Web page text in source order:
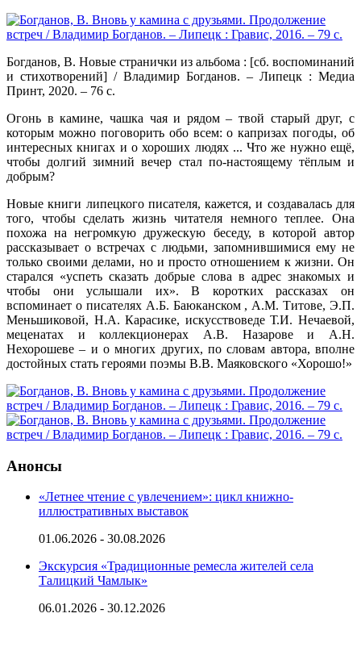
Богданов, В. Новые странички из альбома : [сб. воспоминаний
и стихотворений] / Владимир Богданов. – Липецк : Медиа
Принт, 2020. – 76 с.
Огонь в камине, чашка чая и рядом – твой старый друг, с
которым можно поговорить обо всем: о капризах погоды, об
интересных книгах и о хороших людях ... Что же нужно ещё,
чтобы долгий зимний вечер стал по-настоящему тёплым и
добрым?
Новые книги липецкого писателя, кажется, и создавалась для
того, чтобы сделать жизнь читателя немного теплее. Она
похожа на негромкую дружескую беседу, в которой автор
рассказывает о встречах с людьми, запомнившимися ему не
только своими делами, но и просто отношением к жизни. Он
старался «успеть сказать добрые слова в адрес знакомых и
чтобы они услышали их». В коротких рассказах он
вспоминает о писателях А.Б. Баюканском , А.М. Титове, Э.П.
Меньшиковой, Н.А. Карасике, искусствоведе Т.И. Нечаевой,
меценатах и коллекционерах А.В. Назарове и А.Н.
Нехорошеве – и о многих других, по словам автора, вполне
достойных стать героями поэмы В.В. Маяковского «Хорошо!»
Анонсы
«Летнее чтение с увлечением»: цикл книжно-
иллюстративных выставок
01.06.2026 - 30.08.2026
Экскурсия «Традиционные ремесла жителей села
Талицкий Чамлык»
06.01.2026 - 30.12.2026